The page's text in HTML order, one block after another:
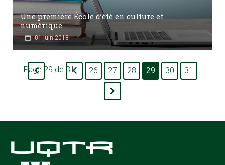
Une première École d’été en culture et
numérique
01 juin 2018
Page 29 de 31
... 26 27 28 29 30 31